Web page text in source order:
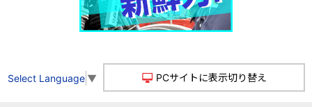
Select Language ▼ PCサイトに表示切り替え